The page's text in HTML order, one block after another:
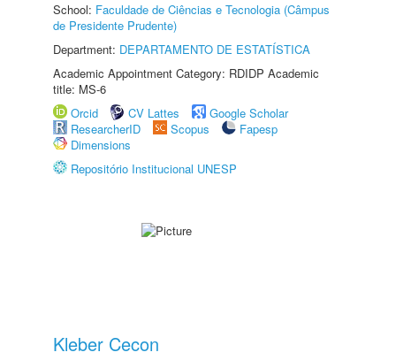
School: Faculdade de Ciências e Tecnologia (Câmpus
de Presidente Prudente)
Department: DEPARTAMENTO DE ESTATÍSTICA
Academic Appointment Category: RDIDP Academic
title: MS-6
Orcid
CV Lattes
Google Scholar
ResearcherID
Scopus
Fapesp
Dimensions
Repositório Institucional UNESP
Kleber Cecon